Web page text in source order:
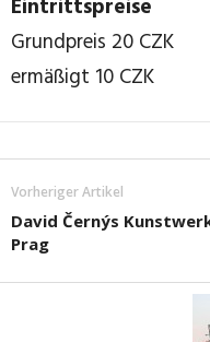
Eintrittspreise
Grundpreis 20 CZK
ermäßigt 10 CZK
Vorheriger Artikel
David Černýs
Prag